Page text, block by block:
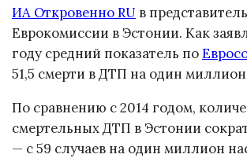
ИА Откровенно RU в
Еврокомиссии в Эстонии. Как
году средний показатель по
51,5 смерти в ДТП на один
По сравнению с 2014 годом,
смертельных ДТП в Эстонии
— с 59 случаев на один миллион